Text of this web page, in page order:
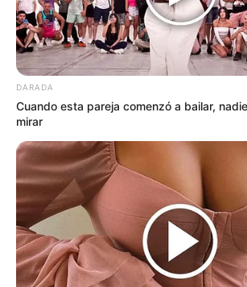
El video, de apenas 45
una calidad “papa” (seguro con
DARADA
Cuando esta pareja comenzó a bailar,
mirar